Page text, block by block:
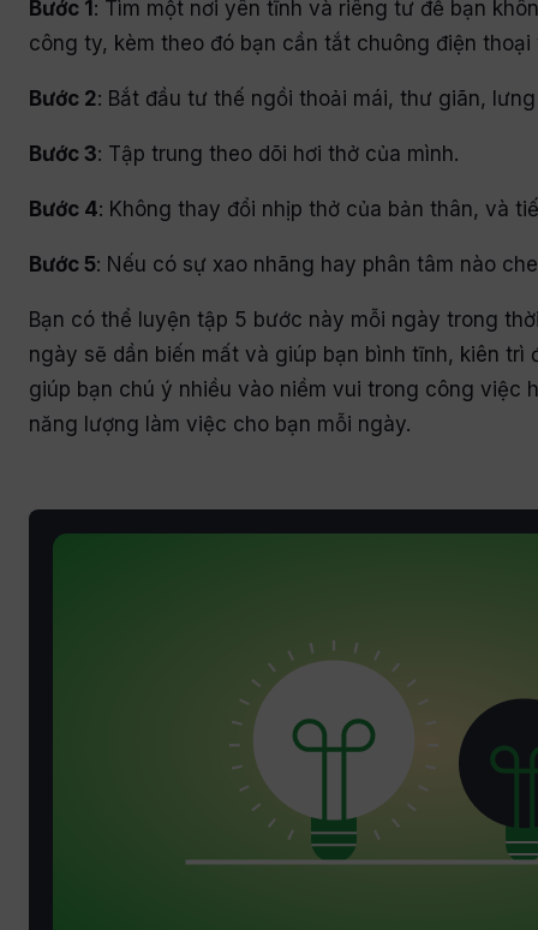
Bước 1: Tìm một nơi yên tĩnh và riêng tư để bạn
công ty, kèm theo đó bạn cần tắt chuông điện
Bước 2: Bắt đầu tư thế ngồi thoải mái, thư giãn,
Bước 3: Tập trung theo dõi hơi thở của mình.
Bước 4: Không thay đổi nhịp thở của bản thân, và
Bước 5: Nếu có sự xao nhãng hay phân tâm nào
Bạn có thể luyện tập 5 bước này mỗi ngày trong
ngày sẽ dần biến mất và giúp bạn bình tĩnh, kiên
giúp bạn chú ý nhiều vào niềm vui trong công việc
năng lượng làm việc cho bạn mỗi ngày.